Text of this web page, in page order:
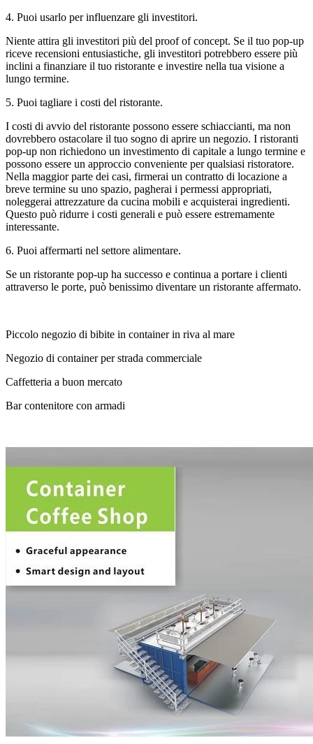
4. Puoi usarlo per influenzare gli investitori.
Niente attira gli investitori più del proof of concept. Se il tuo pop-up
riceve recensioni entusiastiche, gli investitori potrebbero essere più
inclini a finanziare il tuo ristorante e investire nella tua visione a
lungo termine.
5. Puoi tagliare i costi del ristorante.
I costi di avvio del ristorante possono essere schiaccianti, ma non
dovrebbero ostacolare il tuo sogno di aprire un negozio. I ristoranti
pop-up non richiedono un investimento di capitale a lungo termine e
possono essere un approccio conveniente per qualsiasi ristoratore.
Nella maggior parte dei casi, firmerai un contratto di locazione a
breve termine su uno spazio, pagherai i permessi appropriati,
noleggerai attrezzature da cucina mobili e acquisterai ingredienti.
Questo può ridurre i costi generali e può essere estremamente
interessante.
6. Puoi affermarti nel settore alimentare.
Se un ristorante pop-up ha successo e continua a portare i clienti
attraverso le porte, può benissimo diventare un ristorante affermato.
Piccolo negozio di bibite in container in riva al mare
Negozio di container per strada commerciale
Caffetteria a buon mercato
Bar contenitore con armadi